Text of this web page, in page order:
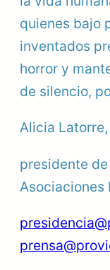
quienes bajo
inventados
horror y
de silencio,
Alicia Latorre,
presidente
Asociaciones